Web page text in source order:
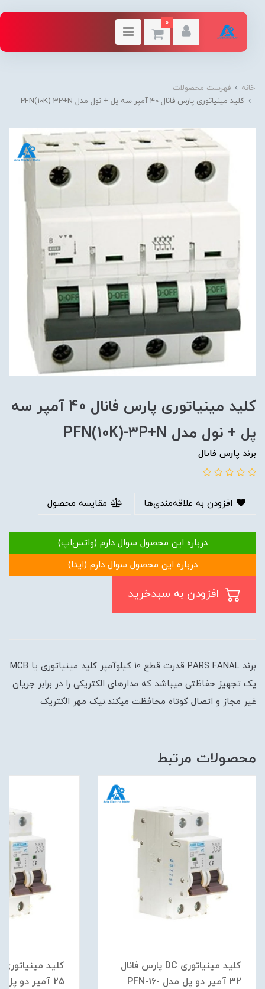
0
خانه
فهرست محصولات
کلید مینیاتوری پارس فانال 40 آمپر سه پل + نول مدل PFN(10K)-3P+N
کلید مینیاتوری پارس فانال 40 آمپر سه
پل + نول مدل PFN(10K)-3P+N
برند پارس فانال
افزودن به علاقه‌مندی‌ها مقایسه محصول
درباره این محصول سوال دارم (واتس‌اپ)
درباره این محصول سوال دارم (ایتا)
برند PARS FANAL قدرت قطع 10 کیلوآمپر کلید مینیاتوری یا MCB
یک تجهیز حفاظتی میباشد که مدارهای الکتریکی را در برابر جریان
غیر مجاز و اتصال کوتاه محافظت میکند.نیک مهر الکتریک
محصولات مرتبط
کلید مینیاتوری DC پارس فانال
32 آمپر دو پل مدل PFN-16-